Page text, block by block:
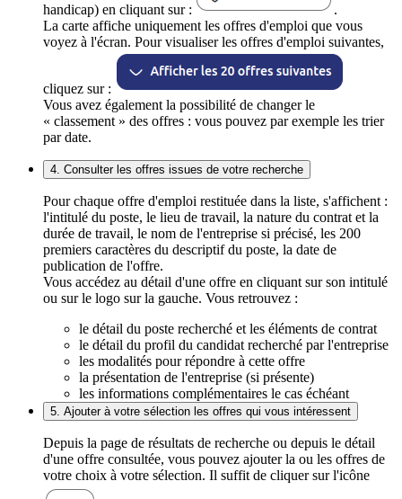
handicap) en cliquant sur :
.
La carte affiche uniquement les offres d'emploi que vous
voyez à l'écran. Pour visualiser les offres d'emploi suivantes,
cliquez sur :
Vous avez également la possibilité de changer le
« classement » des offres : vous pouvez par exemple les trier
par date.
4. Consulter les offres issues de votre recherche
Pour chaque offre d'emploi restituée dans la liste, s'affichent :
l'intitulé du poste, le lieu de travail, la nature du contrat et la
durée de travail, le nom de l'entreprise si précisé, les 200
premiers caractères du descriptif du poste, la date de
publication de l'offre.
Vous accédez au détail d'une offre en cliquant sur son intitulé
ou sur le logo sur la gauche. Vous retrouvez :
le détail du poste recherché et les éléments de contrat
le détail du profil du candidat recherché par l'entreprise
les modalités pour répondre à cette offre
la présentation de l'entreprise (si présente)
les informations complémentaires le cas échéant
5. Ajouter à votre sélection les offres qui vous intéressent
Depuis la page de résultats de recherche ou depuis le détail
d'une offre consultée, vous pouvez ajouter la ou les offres de
votre choix à votre sélection. Il suffit de cliquer sur l'icône